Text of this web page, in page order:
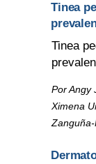
Tinea
Tinea
Por Angy
Ximena